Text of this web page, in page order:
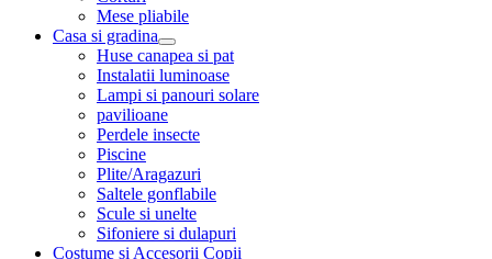
Mese pliabile
Casa si gradina
Huse canapea si pat
Instalatii luminoase
Lampi si panouri solare
pavilioane
Perdele insecte
Piscine
Plite/Aragazuri
Saltele gonflabile
Scule si unelte
Sifoniere si dulapuri
Costume și Accesorii Copii